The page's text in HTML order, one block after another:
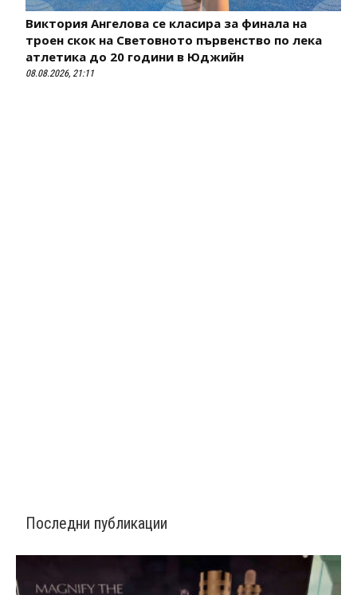
Виктория Ангелова се класира за финала на
троен скок на Световното първенство по лека
атлетика до 20 години в Юджийн
08.08.2026, 21:11
Последни публикации